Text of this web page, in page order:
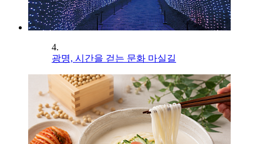
4.
광명, 시간을 걷는 문화 마실길